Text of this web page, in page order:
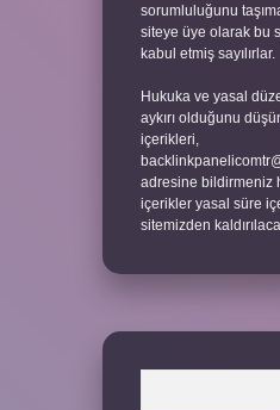
sorumluluğunu
siteye üye olarak bu
kabul etmiş sayılırlar.
Hukuka ve yasal
aykırı olduğunu
içerikleri,
adresine bildirmeniz
içerikler yasal süre
sitemizden